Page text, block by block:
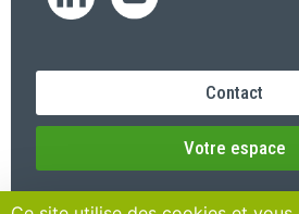
Contact
Votre espace